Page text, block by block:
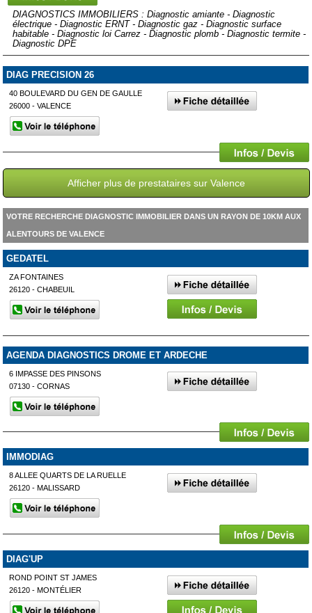
DIAGNOSTICS IMMOBILIERS : Diagnostic amiante - Diagnostic
électrique - Diagnostic ERNT - Diagnostic gaz - Diagnostic surface
habitable - Diagnostic loi Carrez - Diagnostic plomb - Diagnostic termite -
Diagnostic DPE
DIAG PRECISION 26
40 BOULEVARD DU GEN DE GAULLE
26000 - VALENCE
Afficher plus de prestataires sur Valence
VOTRE RECHERCHE DIAGNOSTIC IMMOBILIER DANS UN RAYON DE 10KM AUX
ALENTOURS DE VALENCE
GEDATEL
ZA FONTAINES
26120 - CHABEUIL
AGENDA DIAGNOSTICS DROME ET ARDECHE
6 IMPASSE DES PINSONS
07130 - CORNAS
IMMODIAG
8 ALLEE QUARTS DE LA RUELLE
26120 - MALISSARD
DIAG'UP
ROND POINT ST JAMES
26120 - MONTÉLIER